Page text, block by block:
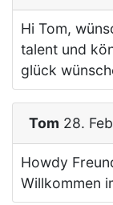
Hi Tom,
talent und
glück
Tom 28.
Howdy
Willkommen